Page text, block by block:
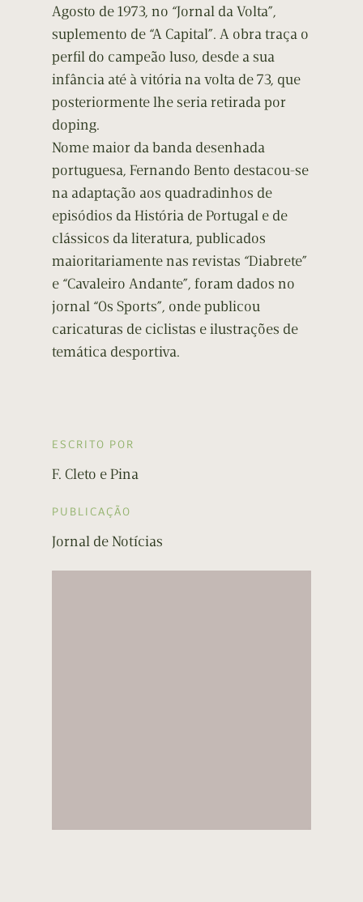
Agosto de 1973, no “Jornal da Volta”,
suplemento de “A Capital”. A obra traça o
perfil do campeão luso, desde a sua
infância até à vitória na volta de 73, que
posteriormente lhe seria retirada por
doping.
Nome maior da banda desenhada
portuguesa, Fernando Bento destacou-se
na adaptação aos quadradinhos de
episódios da História de Portugal e de
clássicos da literatura, publicados
maioritariamente nas revistas “Diabrete”
e “Cavaleiro Andante”, foram dados no
jornal “Os Sports”, onde publicou
caricaturas de ciclistas e ilustrações de
temática desportiva.
ESCRITO POR
F. Cleto e Pina
PUBLICAÇÃO
Jornal de Notícias